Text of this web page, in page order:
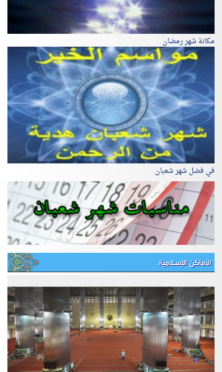
مكانة شهر رمضان
في فضل شهر شعبان
الأماكن الإسلامية